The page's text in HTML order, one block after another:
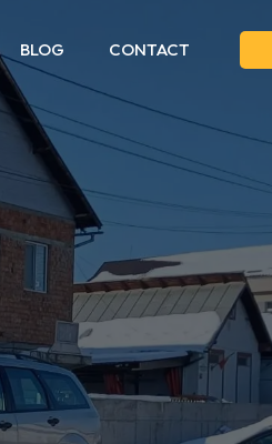
BLOG CONTACT